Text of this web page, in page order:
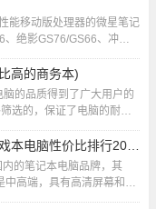
能移动版处理器的微星笔记
、绝影GS76/GS66、冲锋
高的商务本)
的品质得到了广大用户的
选的，保证了电脑的耐用
注重细...
学生游戏本推荐什么品牌(学生游戏本电脑性价比排行2020)
的笔记本电脑品牌，其
中高端，具有高清屏幕和强
价...